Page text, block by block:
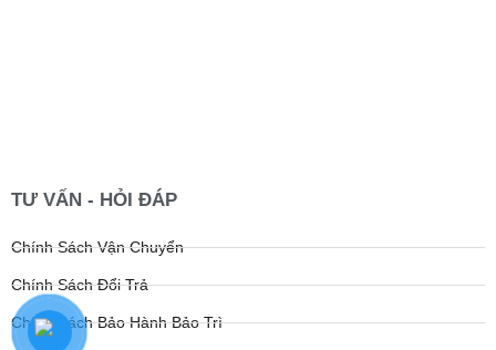
TƯ VẤN - HỎI ĐÁP
Chính Sách Vận Chuyển
Chính Sách Đổi Trả
Chính Sách Bảo Hành Bảo Trì